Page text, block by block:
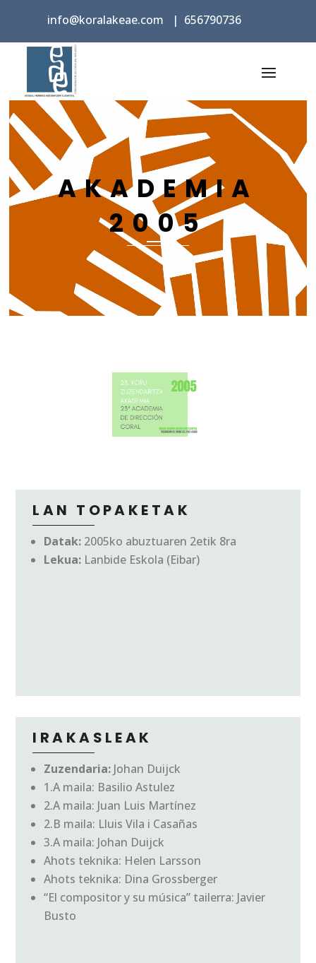
info@koralakeae.com | 656790736
AKADEMIA
2005
LAN TOPAKETAK
Datak: 2005ko abuztuaren 2etik 8ra
Lekua: Lanbide Eskola (Eibar)
IRAKASLEAK
Zuzendaria: Johan Duijck
1.A maila: Basilio Astulez
2.A maila: Juan Luis Martínez
2.B maila: Lluis Vila i Casañas
3.A maila: Johan Duijck
Ahots teknika: Helen Larsson
Ahots teknika: Dina Grossberger
“El compositor y su música” tailerra: Javier
Busto